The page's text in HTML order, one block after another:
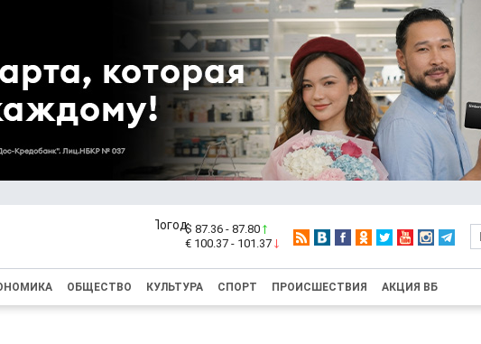
$ 87.36 - 87.80
€ 100.37 - 101.37
ОБЩЕСТВО КУЛЬТУРА СПОРТ ПРОИСШЕСТВИЯ АКЦИЯ ВБ